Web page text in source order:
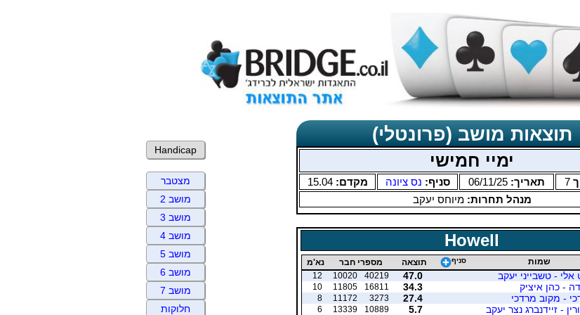
תוצאות מושב (פרונטלי)
ימיי חמישי
7 תאריך: 06/11/25 סניף: נס ציונה מקדם:15.04
מנהל תחרות:מיוחס יעקב
Howell
שמות סניף תוצאה מספרי חבר
נא'מ
- טשבייני יעקב 47.0
40219
10020
12
- כהן איציק 34.3
16811
11805
10
- מקוב מרדכי 27.4
3273
11172
8
- זיידנברג נצר יעקב 5.7
10889
13339
6
Handicap
מצטבר
מושב 2
מושב 3
מושב 4
מושב 5
מושב 6
מושב 7
חלוקות